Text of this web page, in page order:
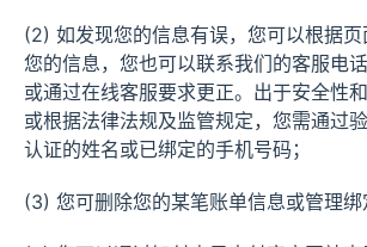
(2) 如发现您的信息有误，您可以根据
您的信息，您也可以联系我们的客服
或通过在线客服要求更正。出于安全性
或根据法律法规及监管规定，您需通过
认证的姓名或已绑定的手机号码；
(3) 您可删除您的某笔账单信息或管理绑